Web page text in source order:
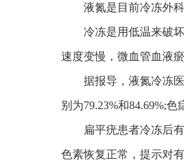
液氮是目前冷冻外科
冷冻是用低温来破坏
速度变慢，微血管血液
据报导，液氮冷冻医治
别为79.23%和84.69%;色
扁平疣患者冷冻后有
色素恢复正常，提示对